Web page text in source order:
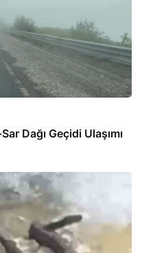
Dağı Geçidi Ulaşımı